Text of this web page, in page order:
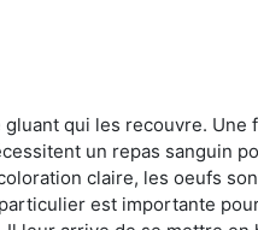
qui les recouvre. Une
un repas sanguin
claire, les oeufs
est importante